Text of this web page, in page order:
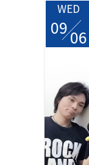
WED
0906